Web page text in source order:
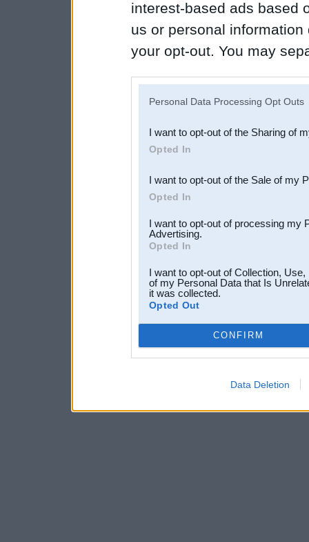
interest-based ads based
us or personal
your opt-out. You may
Downstream Participants
third parties.
Personal Data Processing Opt Outs
I want to opt-out of the Sharing of
Opted In
I want to opt-out of the Sale of my
Opted In
I want to opt-out of processing my
Advertising.
Opted In
I want to opt-out of Collection,
of my Personal Data that Is
it was collected.
Opted Out
CONFIRM
Data Deletion